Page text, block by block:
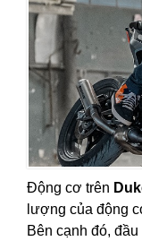
Động cơ trên
lượng của động
Bên cạnh đó,